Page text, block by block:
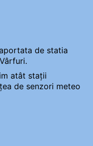
de statia
atât stații
de senzori meteo